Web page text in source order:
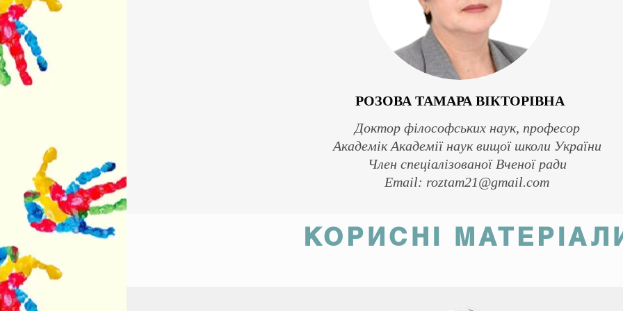
РОЗОВА ТАМАРА ВІКТОРІВНА
Доктор філософських наук, професор
Академік Академії наук вищої школи України
Член спеціалізованої Вченої ради
Email: roztam21@gmail.com
КОРИСНІ